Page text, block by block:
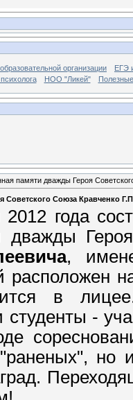
организации
ЕГЭ
НОО "Ликей"
памяти дважды Героя
Советского Союза Кравченко
года
дважды
,
расположен
в
студенты -
но